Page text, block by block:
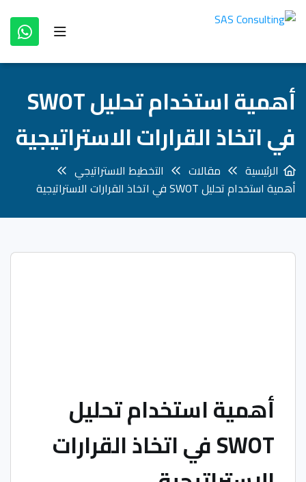
أهمية استخدام تحليل SWOT
في اتخاذ القرارات الاستراتيجية
الرئيسية مقالات
التخطيط الاستراتيجي
أهمية استخدام تحليل SWOT في اتخاذ القرارات الاستراتيجية
أهمية استخدام تحليل
SWOT في اتخاذ القرارات